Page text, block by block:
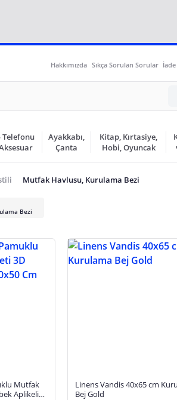
Hakkımızda Sıkça Sorulan Sorular
Telefonu
Ayakkabı,
Çanta
Kitap, Kırtasiye,
Hobi, Oyuncak
Mutfak Havlusu, Kurulama Bezi
Bezi
Mutfak
Aplikeli
Linens Vandis 40x65 cm
Bej Gold